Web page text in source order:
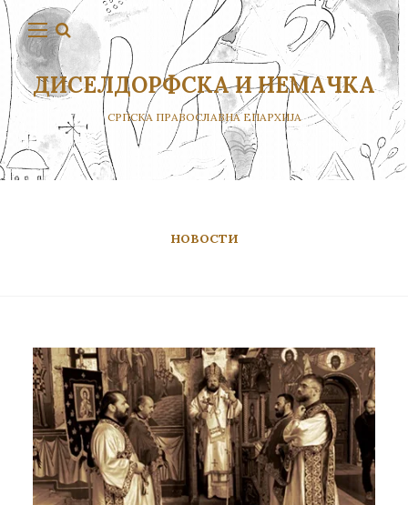
ДИСЕЛДОРФСКА И НЕМАЧКА
СРПСКА ПРАВОСЛАВНА ЕПАРХИЈА
НОВОСТИ